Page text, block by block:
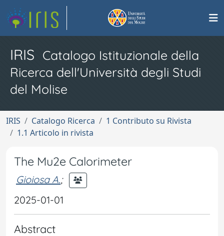
IRIS Catalogo Istituzionale della
Ricerca dell'Università degli Studi
del Molise
IRIS Catalogo Ricerca
1 Contributo su Rivista
1.1 Articolo in rivista
The Mu2e Calorimeter
Gioiosa A.;
2025-01-01
Abstract